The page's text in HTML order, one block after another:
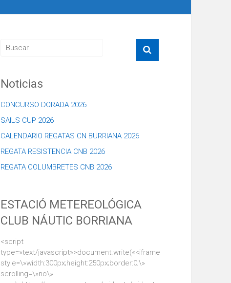
Noticias
CONCURSO DORADA 2026
SAILS CUP 2026
CALENDARIO REGATAS CN BURRIANA 2026
REGATA RESISTENCIA CNB 2026
REGATA COLUMBRETES CNB 2026
ESTACIÓ METEREOLÓGICA
CLUB NÁUTIC BORRIANA
<script
type=»text/javascript»>document.write(«<iframe
style=\»width:300px;height:250px;border:0;\»
scrolling=\»no\»